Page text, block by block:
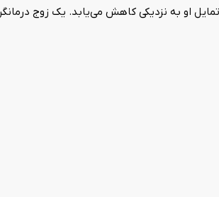
او به نزدیکی کاهش می‌یابد. یک زوج